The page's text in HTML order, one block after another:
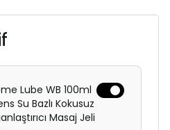
Lube WB 100ml
Su Bazlı Kokusuz
Masaj Jeli